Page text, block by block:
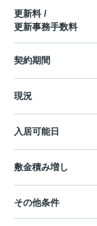
更新料 /
更新事務手数料
契約期間
現況
入居可能日
敷金積み増し
その他条件